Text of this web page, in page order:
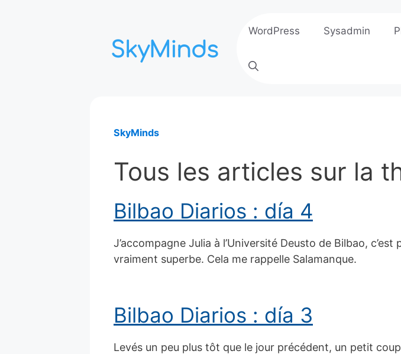
WordPress Sysadmin
SkyMinds
Tous les articles sur la
Bilbao Diarios : día 4
J’accompagne Julia à l’Université Deusto de Bilbao,
vraiment superbe. Cela me rappelle Salamanque.
Bilbao Diarios : día 3
Levés un peu plus tôt que le jour précédent, un petit